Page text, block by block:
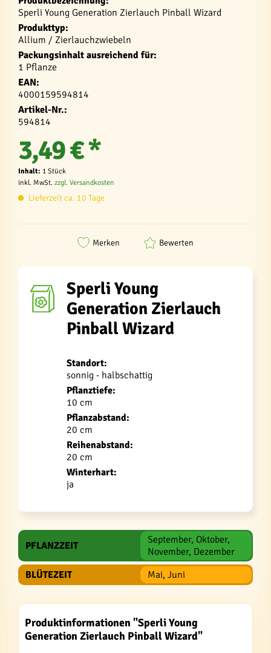
Sperli Young Generation Zierlauch Pinball Wizard
Produkttyp:
Allium / Zierlauchzwiebeln
Packungsinhalt ausreichend für:
1 Pflanze
EAN:
4000159594814
Artikel-Nr.:
594814
3,49 € *
Inhalt: 1 Stück
inkl. MwSt. zzgl. Versandkosten
Lieferzeit ca. 10 Tage
Merken Bewerten
Sperli Young
Generation Zierlauch
Pinball Wizard
Standort:
sonnig - halbschattig
Pflanztiefe:
10 cm
Pflanzabstand:
20 cm
Reihenabstand:
20 cm
Winterhart:
ja
PFLANZZEIT
September, Oktober,
November, Dezember
BLÜTEZEIT
Mai, Juni
Produktinformationen "Sperli Young
Generation Zierlauch Pinball Wizard"